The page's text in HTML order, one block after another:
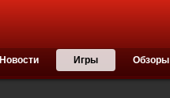
Новости Игры Обзоры